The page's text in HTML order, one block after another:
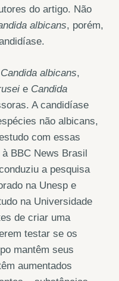
do artigo. Não
albicans, porém,
Candida albicans,
e Candida
A candidíase
não albicans,
com essas
BBC News Brasil
a pesquisa
na Unesp e
na Universidade
de criar uma
testar se os
mantêm seus
aumentados